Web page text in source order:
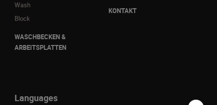
Wash
Block
WASCHBECKEN &
ARBEITSPLATTEN
KONTAKT
Languages